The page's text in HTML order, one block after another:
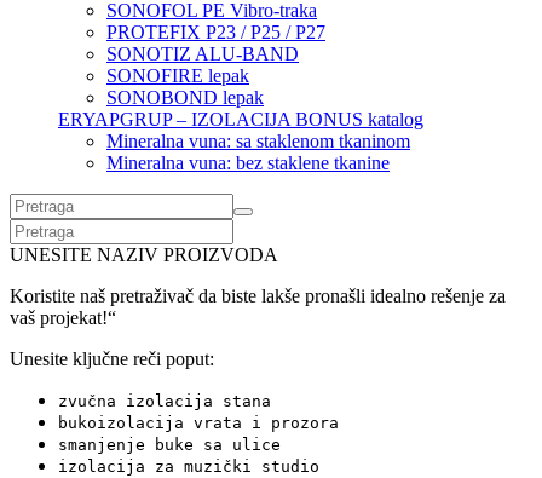
SONOFOL PE Vibro-traka
PROTEFIX P23 / P25 / P27
SONOTIZ ALU-BAND
SONOFIRE lepak
SONOBOND lepak
ERYAPGRUP – IZOLACIJA BONUS katalog
Mineralna vuna: sa staklenom tkaninom
Mineralna vuna: bez staklene tkanine
UNESITE NAZIV PROIZVODA
Koristite naš pretraživač da biste lakše pronašli idealno rešenje za
vaš projekat!“
Unesite ključne reči poput:
zvučna izolacija stana
bukoizolacija vrata i prozora
smanjenje buke sa ulice
izolacija za muzički studio